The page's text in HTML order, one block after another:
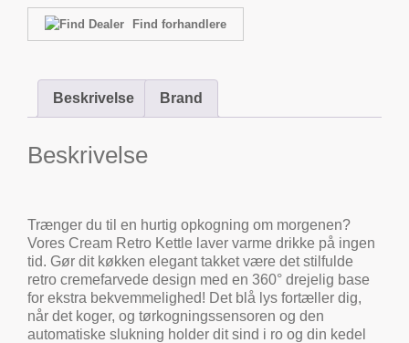
Find forhandlere
Beskrivelse Brand
Beskrivelse
Trænger du til en hurtig opkogning om morgenen?
Vores Cream Retro Kettle laver varme drikke på ingen
tid. Gør dit køkken elegant takket være det stilfulde
retro cremefarvede design med en 360° drejelig base
for ekstra bekvemmelighed! Det blå lys fortæller dig,
når det koger, og tørkogningssensoren og den
automatiske slukning holder dit sind i ro og din kedel